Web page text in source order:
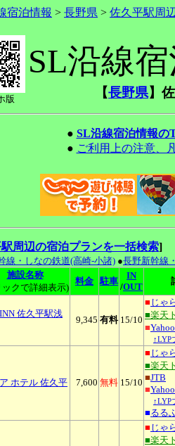
宿泊情報 > 長野県 > 佐久平駅周
版
SL沿線
【長野県】
● SL沿線宿泊情報の
● ご利用上の注意、
周辺の宿泊プランを一括検索]
線・しなの鉄道(高崎-小諸) ●長野新幹線
施設名称
ックで詳細表示)
料金 駐車
IN
/OUT
佐久平駅浅
9,345 有料 15/10
■ じゃ
■楽天
■
↑LYP
ホテル 佐久平 7,600 無料 15/10
■ じゃ
■楽天
■JTB
■
↑LYP
■るる
■ じゃ
■楽天